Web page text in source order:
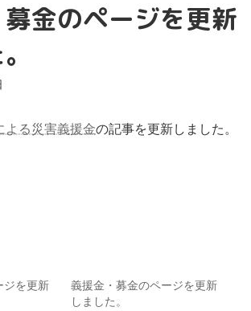
金のページを更新
よる災害義援金の記事を更新しました。
ジを更新
義援金・募金のページを更新
しました。